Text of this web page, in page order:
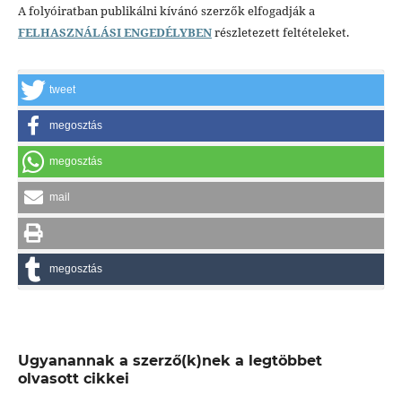
A folyóiratban publikálni kívánó szerzők elfogadják a
FELHASZNÁLÁSI ENGEDÉLYBENrészletezett feltételeket.
tweet
megosztás
megosztás
mail
megosztás
Ugyanannak a szerző(k)nek a legtöbbet
olvasott cikkei